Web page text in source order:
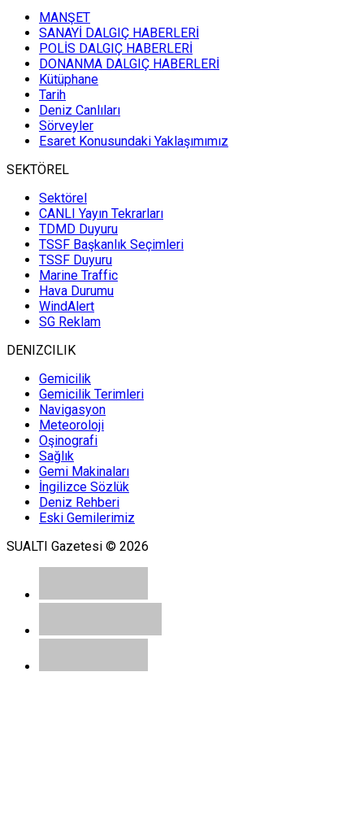
MANŞET
SANAYİ DALGIÇ HABERLERİ
POLİS DALGIÇ HABERLERİ
DONANMA DALGIÇ HABERLERİ
Kütüphane
Tarih
Deniz Canlıları
Sörveyler
Esaret Konusundaki Yaklaşımımız
SEKTÖREL
Sektörel
CANLI Yayın Tekrarları
TDMD Duyuru
TSSF Başkanlık Seçimleri
TSSF Duyuru
Marine Traffic
Hava Durumu
WindAlert
SG Reklam
DENIZCILIK
Gemicilik
Gemicilik Terimleri
Navigasyon
Meteoroloji
Oşinografi
Sağlık
Gemi Makinaları
İngilizce Sözlük
Deniz Rehberi
Eski Gemilerimiz
SUALTI Gazetesi © 2026